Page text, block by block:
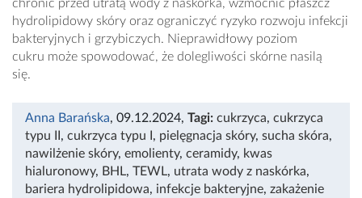
chronić przed utratą wody z naskórka, wzmocnić płaszcz
hydrolipidowy skóry oraz ograniczyć ryzyko rozwoju infekcji
bakteryjnych i grzybiczych. Nieprawidłowy poziom
cukru może spowodować, że dolegliwości skórne nasilą
się.
Anna Barańska, 09.12.2024, Tagi: cukrzyca, cukrzyca
typu II, cukrzyca typu I, pielęgnacja skóry, sucha skóra,
nawilżenie skóry, emolienty, ceramidy, kwas
hialuronowy, BHL, TEWL, utrata wody z naskórka,
bariera hydrolipidowa, infekcje bakteryjne, zakażenie